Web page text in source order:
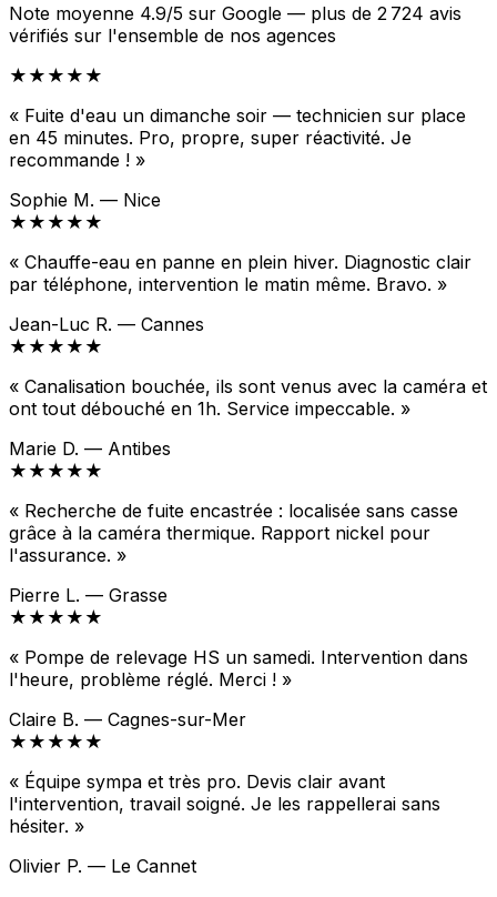
Note moyenne 4.9/5 sur Google — plus de 2 724 avis
vérifiés sur l'ensemble de nos agences
★★★★★
« Fuite d'eau un dimanche soir — technicien sur place
en 45 minutes. Pro, propre, super réactivité. Je
recommande ! »
Sophie M. — Nice
★★★★★
« Chauffe-eau en panne en plein hiver. Diagnostic clair
par téléphone, intervention le matin même. Bravo. »
Jean-Luc R. — Cannes
★★★★★
« Canalisation bouchée, ils sont venus avec la caméra et
ont tout débouché en 1h. Service impeccable. »
Marie D. — Antibes
★★★★★
« Recherche de fuite encastrée : localisée sans casse
grâce à la caméra thermique. Rapport nickel pour
l'assurance. »
Pierre L. — Grasse
★★★★★
« Pompe de relevage HS un samedi. Intervention dans
l'heure, problème réglé. Merci ! »
Claire B. — Cagnes-sur-Mer
★★★★★
« Équipe sympa et très pro. Devis clair avant
l'intervention, travail soigné. Je les rappellerai sans
hésiter. »
Olivier P. — Le Cannet